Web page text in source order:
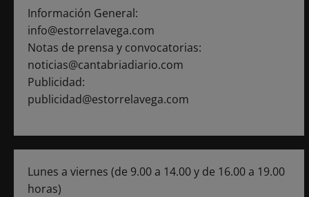
Información General:
info@estorrelavega.com
Notas de prensa y convocatorias:
noticias@cantabriadiario.com
Publicidad:
publicidad@estorrelavega.com
Lunes a viernes (de 9.00 a 14.00 y de 16.00 a 19.00
horas)